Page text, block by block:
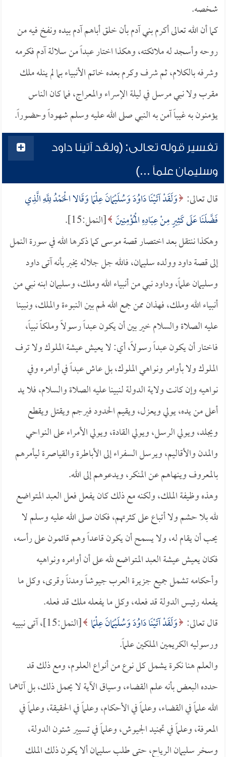
شخصه.
كما أن الله تعالى أكرم بني آدم بأن خلق أباهم آدم بيده ونفخ فيه من
روحه وأسجد له ملائكته، وهكذا اختار عبداً من سلالة آدم فكرمه
وشرفه بالكلام، ثم شرف وكرم بعده خاتم الأنبياء بما لم ينله ملك
مقرب ولا نبي مرسل في ليلة الإسراء والمعراج، فما كان الناس
يؤمنون به غيباً آمن به النبي صلى الله عليه وسلم شهوداً وحضوراً.
تفسير قوله تعالى: (ولقد آتينا داود
وسليمان علماً ...)
قال تعالى: وَلَقَدْ آتَيْنَا دَاوُدَ وَسُلَيْمَانَ عِلْمًا وَقَالا الْحَمْدُ لِلَّهِ الَّذِي
فَضَّلَنَا عَلَى كَثِيرٍ مِنْ عِبَادِهِ الْمُؤْمِنِينَ [النمل:15].
وهكذا ننتقل بعد اختصار قصة موسى كما ذكرها الله في سورة النمل
إلى قصة داود وولده سليمان، فالله جل جلاله يخبر بأنه آتى داود
وسليمان علماً، وداود نبي من أنبياء الله وملك، وسليمان ابنه نبي من
أنبياء الله وملك، فهذان ممن جمع الله لهم بين النبوءة والملك، ونبينا
عليه الصلاة والسلام خير بين أن يكون عبداً رسولاً وملكاً نبياً،
فاختار أن يكون عبداً رسولاً، أي: لا يعيش عيشة الملوك ولا ترف
الملوك ولا بأوامر ونواهي الملوك، بل عاش عبداً في أوامره وفي
نواهيه وإن كانت ولاية الدولة لنبينا عليه الصلاة والسلام، فلا يد
أعلى من يده، يولي ويعزل، ويقيم الحدود فيرجم ويقتل ويقطع
ويجلد، ويولي الرسل، ويولي القادة، ويولي الأمراء على النواحي
والمدن والأقاليم، ويرسل السفراء إلى الأباطرة والقياصرة ليأمرهم
بالمعروف وينهاهم عن المنكر، ويدعوهم إلى الله.
وهذه وظيفة الملك، ولكنه مع ذلك كان يفعل فعل العبد المتواضع
لله بلا حشم ولا أتباع على كثرتهم، فكان صلى الله عليه وسلم لا
يحب أن يقام له، ولا يسمح أن يكون قاعداً وهم قائمون على رأسه،
فكان يعيش عيشة العبد المتواضع لله على أن أوامره ونواهيه
وأحكامه تشمل جميع جزيرة العرب جيوشاً ومدناً وقرى، وكل ما
يفعله رئيس الدولة قد فعله، وكل ما يفعله ملك قد فعله.
قال تعالى: وَلَقَدْ آتَيْنَا دَاوُدَ وَسُلَيْمَانَ عِلْمًا
[النمل:15]، آتى نبييه
ورسوليه الكريمين الملكين علماً.
والعلم هنا نكرة يشمل كل نوع من أنواع العلوم، ومع ذلك قد
حدده البعض بأنه علم القضاء، وسياق الآية لا يحمل ذلك، بل آتاهما
الله علماً في القضاء، وعلماً في الأحكام، وعلماً في الحقيقة، وعلماً في
المعرفة، وعلماً في تجنيد الجيوش، وعلماً في تسيير شئون الدولة،
وسخر سليمان الرياح، حتى طلب سليمان ألا يكون ذلك الملك